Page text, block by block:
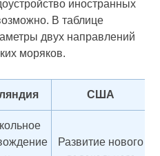
иностранных
В таблице
двух направлений
моряков.
США
Развитие нового